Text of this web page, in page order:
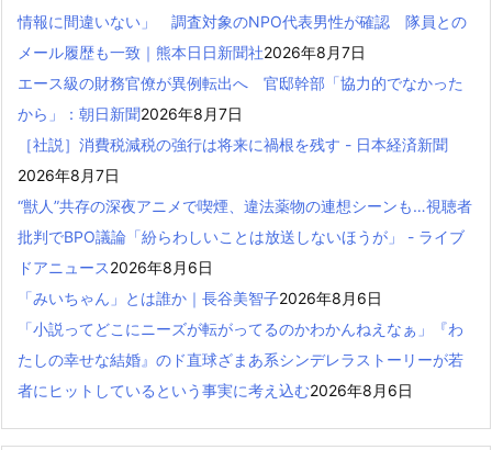
情報に間違いない」 調査対象のNPO代表男性が確認 隊員との
メール履歴も一致｜熊本日日新聞社2026年8月7日
エース級の財務官僚が異例転出へ 官邸幹部「協力的でなかった
から」：朝日新聞2026年8月7日
［社説］消費税減税の強行は将来に禍根を残す - 日本経済新聞
2026年8月7日
“獣人”共存の深夜アニメで喫煙、違法薬物の連想シーンも…視聴者
批判でBPO議論「紛らわしいことは放送しないほうが」 - ライブ
ドアニュース2026年8月6日
「みいちゃん」とは誰か｜長谷美智子2026年8月6日
「小説ってどこにニーズが転がってるのかわかんねえなぁ」『わ
たしの幸せな結婚』のド直球ざまあ系シンデレラストーリーが若
者にヒットしているという事実に考え込む2026年8月6日